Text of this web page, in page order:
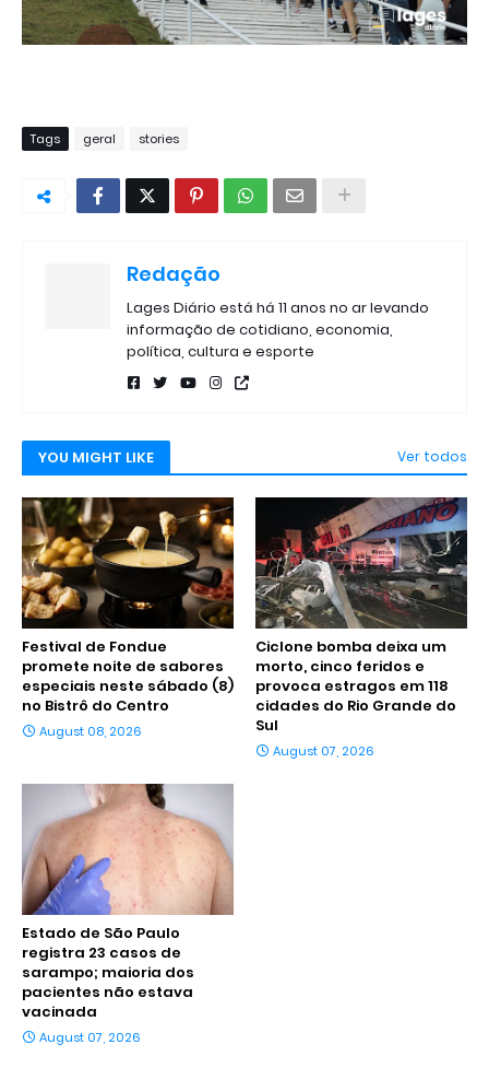
Tags geral stories
Redação
Lages Diário está há 11 anos no ar levando
informação de cotidiano, economia,
política, cultura e esporte
YOU MIGHT LIKE Ver todos
Festival de Fondue
promete noite de sabores
especiais neste sábado (8)
no Bistrô do Centro
August 08, 2026
Ciclone bomba deixa um
morto, cinco feridos e
provoca estragos em 118
cidades do Rio Grande do
Sul
August 07, 2026
Estado de São Paulo
registra 23 casos de
sarampo; maioria dos
pacientes não estava
vacinada
August 07, 2026